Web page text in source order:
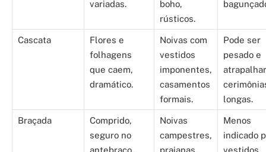
variadas.
boho,
rústicos.
Cascata
Flores e
folhagens
que caem,
dramático.
Noivas com
vestidos
imponentes,
casamentos
formais.
Pode ser
pesado e
longas.
Braçada
Comprido,
seguro no
Noivas
campestres,
Menos
indicado